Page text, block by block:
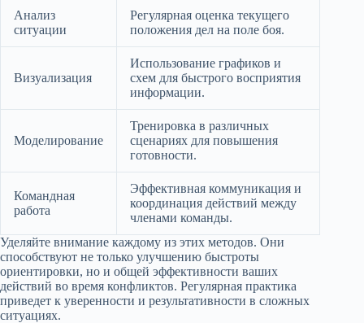
Анализ
ситуации
Регулярная оценка текущего
положения дел на поле боя.
Визуализация
Использование графиков и
схем для быстрого восприятия
информации.
Моделирование
Тренировка в различных
сценариях для повышения
готовности.
Командная
работа
Эффективная коммуникация и
координация действий между
членами команды.
Уделяйте внимание каждому из этих методов. Они
способствуют не только улучшению быстроты
ориентировки, но и общей эффективности ваших
действий во время конфликтов. Регулярная практика
приведет к уверенности и результативности в сложных
ситуациях.